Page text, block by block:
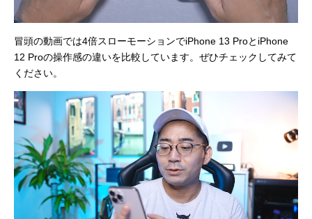
冒頭の動画では4倍スローモーションでiPhone 13 ProとiPhone
12 Proの操作感の違いを比較しています。ぜひチェックしてみて
ください。